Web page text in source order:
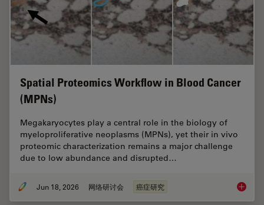
Spatial Proteomics Workflow in Blood Cancer
(MPNs)
Megakaryocytes play a central role in the biology of
myeloproliferative neoplasms (MPNs), yet their in vivo
proteomic characterization remains a major challenge
due to low abundance and disrupted…
Jun 18, 2026 网络研讨会 癌症研究 Spatial